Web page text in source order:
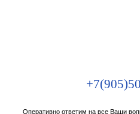
Оперативно ответим на все Ваши